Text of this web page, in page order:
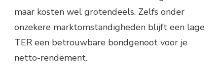
maar kosten wel grotendeels. Zelfs onder
onzekere marktomstandigheden blijft een lage
TER een betrouwbare bondgenoot voor je
netto-rendement.